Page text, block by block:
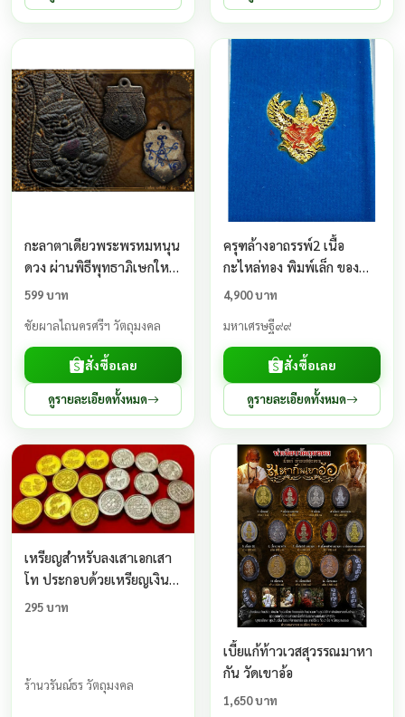
กะลาตาเดียวพระพรหมหนุน
ดวง ผ่านพิธีพุทธาภิเษกใหญ่
3 วาระ วัดหน้าพระบรมธาตุ
599 บาท
ชัยผาลไถนครศรีฯ วัตถุมงคล
สั่งซื้อเลย
ดูรายละเอียดทั้งหมด
ครุฑล้างอาถรรพ์2 เนื้อ
กะไหล่ทอง พิมพ์เล็ก ของ
4,900 บาท
มหาเศรษฐี๙๙
สั่งซื้อเลย
ดูรายละเอียดทั้งหมด
เหรียญสำหรับลงเสาเอกเสา
โท ประกอบด้วยเหรียญเงิน 9
+ ทอง 9 (แถมเเงิน+ทอง
295 บาท
ร้านวรันณ์ธร วัตถุมงคล
เบี้ยแก้ท้าวเวสสุวรรณมาหา
กัน วัดเขาอ้อ
1,650 บาท